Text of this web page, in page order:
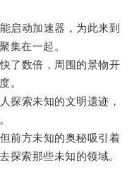
动加速器，为此来到
集在一起。
数倍，周围的景物开
。
索未知的文明遗迹，
方未知的奥秘吸引着
探索那些未知的领域。